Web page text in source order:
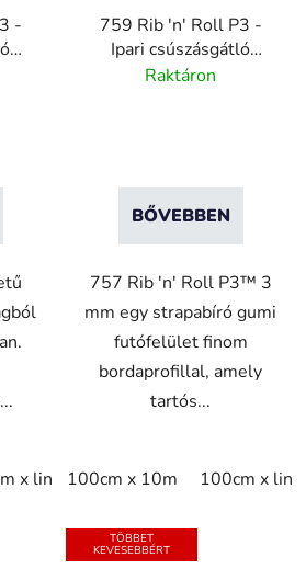
-
x linm 120cm x 10m 120cm x
759 Rib 'n' Roll P3 -
Ipari csúszásgátló
gumiszőnyeg sűrű
Raktáron
BŐVEBBEN
757 Rib 'n' Roll P3™ 3
mm egy strapabíró gumi
futófelület finom
bordaprofillal, amely
tartós...
100cm x 10m 100cm x
TÖBBET
KEVESEBBÉRT